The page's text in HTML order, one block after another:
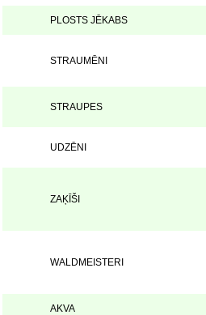
PLOSTS JĒKABS
STRAUMĒNI
STRAUPES
UDZĒNI
ZAĶĪŠI
WALDMEISTERI
AKVA